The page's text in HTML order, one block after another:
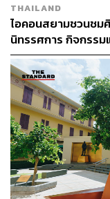
สำหรับ BLEN FES
สนุกไปแล้วกับ 2 จัง
นี้อีกครั้งสำหรับชา
THAILAND
ไอคอนสยามชวนชม
นิทรรศการ กิจกรร
แม่